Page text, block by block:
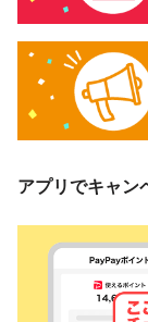
アプリでキャン